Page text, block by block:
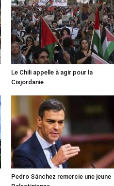
Le Chili appelle à agir pour la
Cisjordanie
Pedro Sánchez remercie une jeune